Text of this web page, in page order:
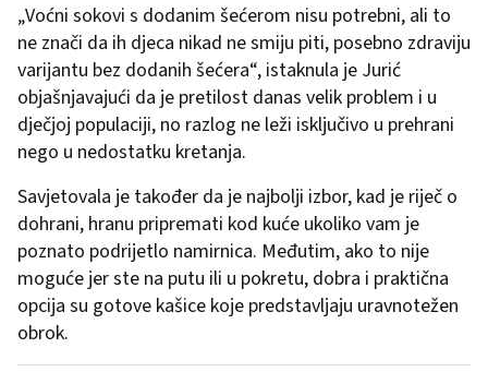
„Voćni sokovi s dodanim šećerom nisu potrebni, ali to
ne znači da ih djeca nikad ne smiju piti, posebno zdraviju
varijantu bez dodanih šećera“, istaknula je Jurić
objašnjavajući da je pretilost danas velik problem i u
dječjoj populaciji, no razlog ne leži isključivo u prehrani
nego u nedostatku kretanja.
Savjetovala je također da je najbolji izbor, kad je riječ o
dohrani, hranu pripremati kod kuće ukoliko vam je
poznato podrijetlo namirnica. Međutim, ako to nije
moguće jer ste na putu ili u pokretu, dobra i praktična
opcija su gotove kašice koje predstavljaju uravnotežen
obrok.